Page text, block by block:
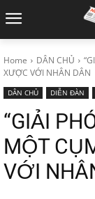
Home DÂN CHỦ
XƯỢC VỚI NHÂN DÂN
DÂN CHỦ DIỄN ĐÀN
“GIẢI
MỘT
VỚI